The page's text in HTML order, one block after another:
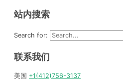
站内搜索
Search for:
联系我们
美国 +1(412)756-3137